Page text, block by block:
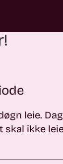
leie.
skal ikke